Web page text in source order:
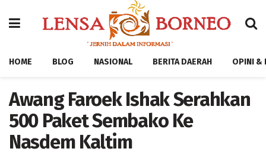
HOME BLOG NASIONAL BERITA DAERAH OPINI &
Awang Faroek Ishak Serahkan
500 Paket Sembako Ke
Nasdem Kaltim